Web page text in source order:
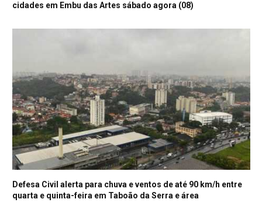
cidades em Embu das Artes sábado agora (08)
Defesa Civil alerta para chuva e ventos de até 90 km/h entre
quarta e quinta-feira em Taboão da Serra e área